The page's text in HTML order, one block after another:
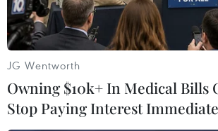
Theo dõi VietnamPlus
JG Wentworth
Owning $10k+ In Medical Bills
Stop Paying Interest